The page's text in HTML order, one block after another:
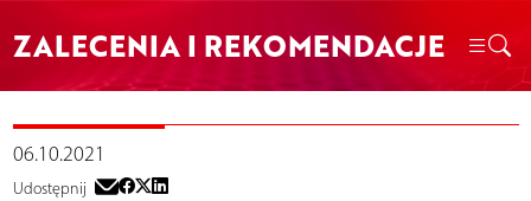
ZALECENIA I REKOMENDACJE
06.10.2021
Udostępnij